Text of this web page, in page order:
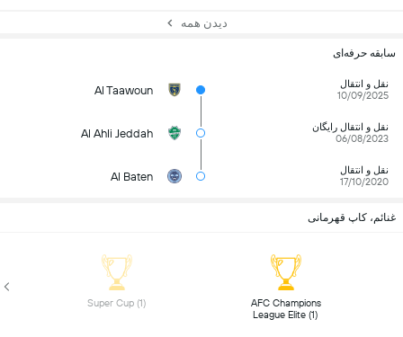
دیدن همه
سابقه حرفه‌ای
نقل و انتقال
10/09/2025
Al Taawoun
نقل و انتقال رایگان
06/08/2023
Al Ahli Jeddah
نقل و انتقال
17/10/2020
Al Baten
غنائم، کاپ قهرمانی
AFC Champions
League Elite (1)